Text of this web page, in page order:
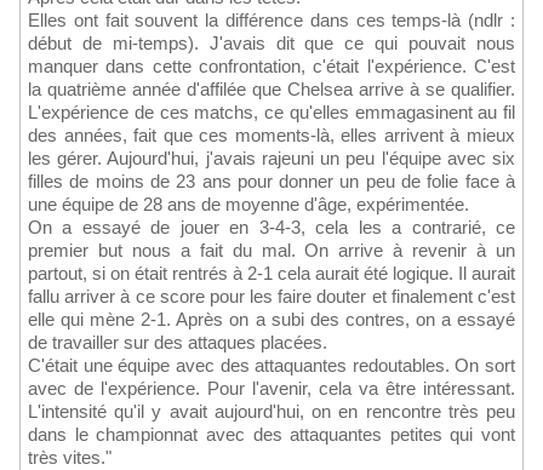
Elles ont fait souvent la différence dans ces temps-là (ndlr :
début de mi-temps). J'avais dit que ce qui pouvait nous
manquer dans cette confrontation, c'était l'expérience. C'est
la quatrième année d'affilée que Chelsea arrive à se qualifier.
L'expérience de ces matchs, ce qu'elles emmagasinent au fil
des années, fait que ces moments-là, elles arrivent à mieux
les gérer. Aujourd'hui, j'avais rajeuni un peu l'équipe avec six
filles de moins de 23 ans pour donner un peu de folie face à
une équipe de 28 ans de moyenne d'âge, expérimentée.
On a essayé de jouer en 3-4-3, cela les a contrarié, ce
premier but nous a fait du mal. On arrive à revenir à un
partout, si on était rentrés à 2-1 cela aurait été logique. Il aurait
fallu arriver à ce score pour les faire douter et finalement c'est
elle qui mène 2-1. Après on a subi des contres, on a essayé
de travailler sur des attaques placées.
C'était une équipe avec des attaquantes redoutables. On sort
avec de l'expérience. Pour l'avenir, cela va être intéressant.
L'intensité qu'il y avait aujourd'hui, on en rencontre très peu
dans le championnat avec des attaquantes petites qui vont
très vites."